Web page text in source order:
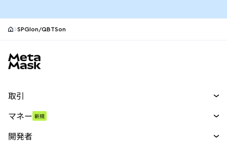
SPGIon/QBTSon
取引
パーペチュアル
マネー 新規
開発者